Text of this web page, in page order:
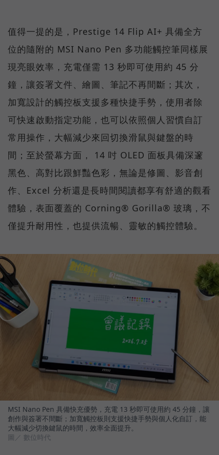
值得一提的是，Prestige 14 Flip AI+ 具備全方
位的隨附的 MSI Nano Pen 多功能觸控筆同樣展
現亮眼效率，充電僅需 13 秒即可使用約 45 分
鐘，讓簽署文件、繪圖、筆記不再間斷；其次，
加寬設計的觸控板支援多種快捷手勢，使用者除
可快速啟動指定功能，也可以依照個人習慣自訂
常用操作，大幅減少來回切換滑鼠與鍵盤的時
間；至於螢幕方面， 14 吋 OLED 面板具備深邃
黑色、高對比跟鮮豔色彩，無論是修圖、影音創
作、Excel 分析還是長時間閱讀都享有舒適的觀看
體驗，表面覆蓋的 Corning® Gorilla® 玻璃，不
僅提升耐用性，也提供流暢、靈敏的觸控體驗。
MSI Nano Pen 具備快充優勢，充電 13 秒即可使用約 45 分鐘，讓
創作與簽署不間斷；加寬觸控板則支援快捷手勢與個人化自訂，能
大幅減少切換鍵鼠的時間，效率全面提升。
圖／ 數位時代